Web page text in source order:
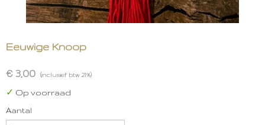
Eeuwige Knoop
€ 3,00 (inclusief btw 21%)
✓ Op voorraad
Aantal